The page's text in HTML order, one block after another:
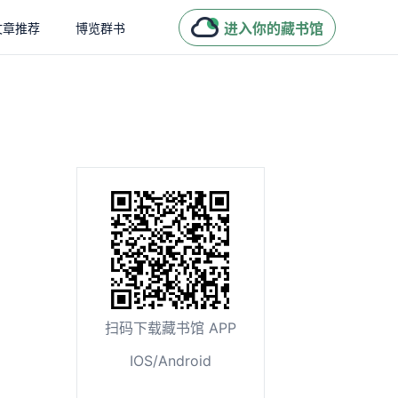
章推荐 博览群书 进入你的藏书馆
扫码下载藏书馆 APP
IOS/Android